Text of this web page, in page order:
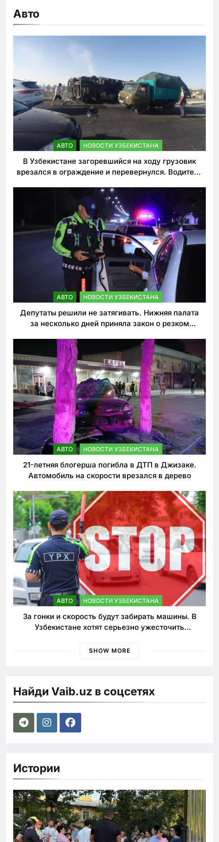
Авто
АВТО НОВОСТИ УЗБЕКИСТАНА
В Узбекистане загоревшийся на ходу грузовик
врезался в ограждение и перевернулся. Водитель
АВТО НОВОСТИ УЗБЕКИСТАНА
Депутаты решили не затягивать. Нижняя палата
за несколько дней приняла закон о резком
АВТО НОВОСТИ УЗБЕКИСТАНА
21-летняя блогерша погибла в ДТП в Джизаке.
Автомобиль на скорости врезался в дерево
АВТО НОВОСТИ УЗБЕКИСТАНА
За гонки и скорость будут забирать машины. В
Узбекистане хотят серьезно ужесточить
SHOW MORE
Найди Vaib.uz в соцсетях
Истории